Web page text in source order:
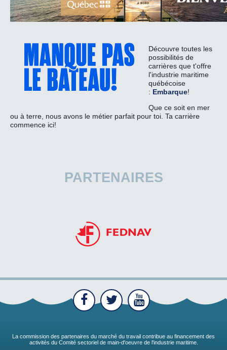
Découvre toutes les
possibilités de
carrières que t'offre
l'industrie maritime
québécoise
: Embarque!
Que ce soit en mer
ou à terre, nous avons le métier parfait pour toi. Ta carrière
commence ici!
PARTENAIRES
La commission des partenaires du marché du travail contribue au financement des
activités du Comité sectoriel de main-d'oeuvre de l'industrie maritime.